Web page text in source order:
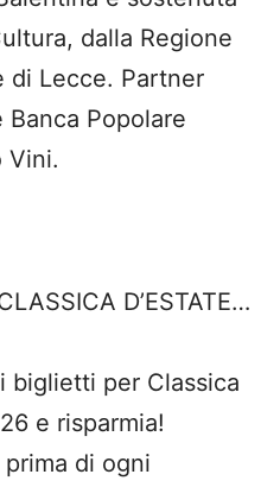
dalla Regione
di Lecce. Partner
Popolare
Vini.
D’ESTATE…
biglietti per Classica
e risparmia!
di ogni